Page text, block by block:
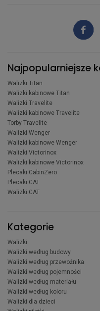
Najpopularniejsze
Walizki Titan
Walizki kabinowe Titan
Walizki Travelite
Walizki kabinowe Travelite
Torby Travelite
Walizki Wenger
Walizki kabinowe Wenger
Walizki Victorinox
Walizki kabinowe Victorinox
Plecaki CabinZero
Plecaki CAT
Walizki CAT
Kategorie
Walizki
Walizki według budowy
Walizki według przewoźnika
Walizki według pojemności
Walizki według materiału
Walizki według koloru
Walizki dla dzieci